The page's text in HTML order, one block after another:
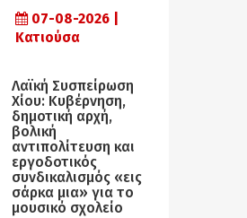
07-08-2026 |
Κατιούσα
Λαϊκή Συσπείρωση
Χίου: Κυβέρνηση,
δημοτική αρχή,
βολική
αντιπολίτευση και
εργοδοτικός
συνδικαλισμός «εις
σάρκα μια» για το
μουσικό σχολείο